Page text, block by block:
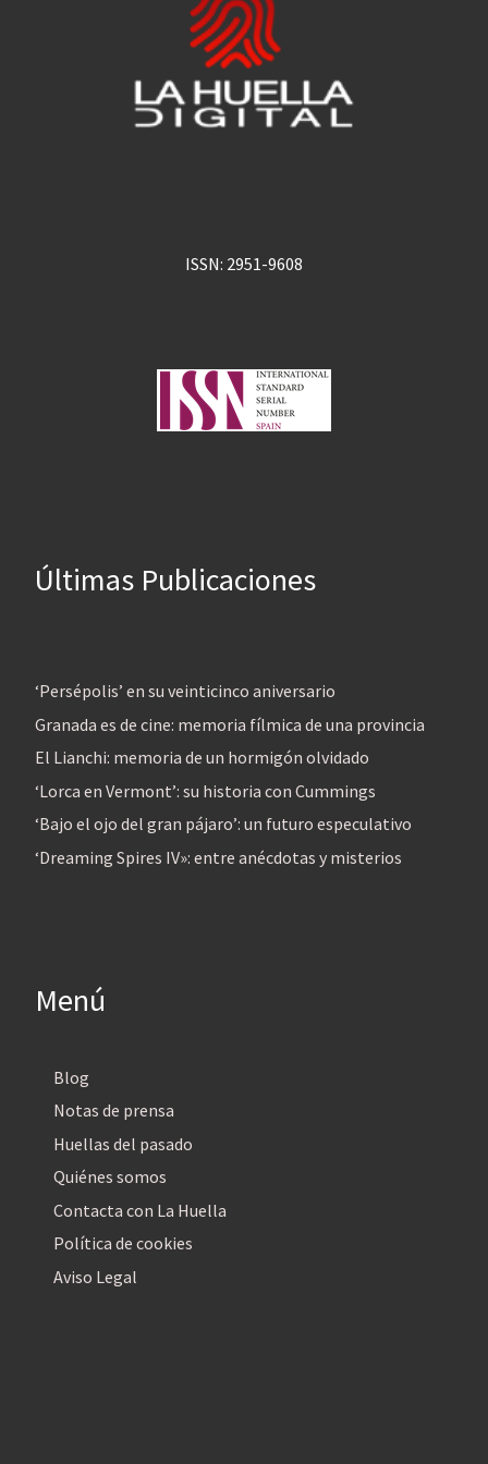
ISSN: 2951-9608
Últimas Publicaciones
‘Persépolis’ en su veinticinco aniversario
Granada es de cine: memoria fílmica de una provincia
El Lianchi: memoria de un hormigón olvidado
‘Lorca en Vermont’: su historia con Cummings
‘Bajo el ojo del gran pájaro’: un futuro especulativo
‘Dreaming Spires IV»: entre anécdotas y misterios
Menú
Blog
Notas de prensa
Huellas del pasado
Quiénes somos
Contacta con La Huella
Política de cookies
Aviso Legal